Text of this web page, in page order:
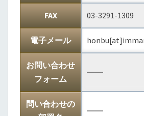
FAX 03-3291-1309
電子メール
お問い合わせ
フォーム
――
問い合わせの
――